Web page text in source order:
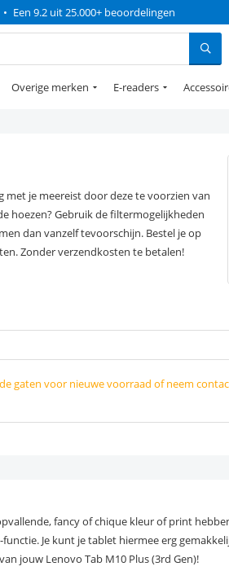
• Een 9.2 uit 25.000+ beoordelingen
Overige merken E-readers
je meereist door deze te voorzien van
hoezen? Gebruik de filtermogelijkheden
dan vanzelf tevoorschijn. Bestel je op
Zonder verzendkosten te betalen!
gaten voor nieuwe voorraad of neem
fancy of chique kleur of print
Je kunt je tablet hiermee erg
jouw Lenovo Tab M10 Plus (3rd Gen)!